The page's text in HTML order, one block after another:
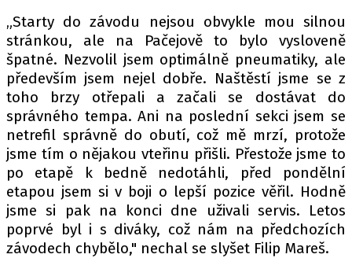
ETICKÝ KODEX
KONTAKT
VYDAVATEL
INZERCE
OSOBNÍ ÚDAJE / COOKIES
Provozovatelem serveru autoroad.cz je
INCORP MEDIA GROUP s.r.o., IČ: 118 23 054
„Starty do závodu nejsou obvykle mou silnou
stránkou, ale na Pačejově to bylo vysloveně
špatné. Nezvolil jsem optimálně pneumatiky, ale
především jsem nejel dobře. Naštěstí jsme se z
toho brzy otřepali a začali se dostávat do
správného tempa. Ani na poslední sekci jsem se
netrefil správně do obutí, což mě mrzí, protože
jsme tím o nějakou vteřinu přišli. Přestože jsme to
po etapě k bedně nedotáhli, před pondělní
etapou jsem si v boji o lepší pozice věřil. Hodně
jsme si pak na konci dne uživali servis. Letos
poprvé byl i s diváky, což nám na předchozích
závodech chybělo," nechal se slyšet Filip Mareš.